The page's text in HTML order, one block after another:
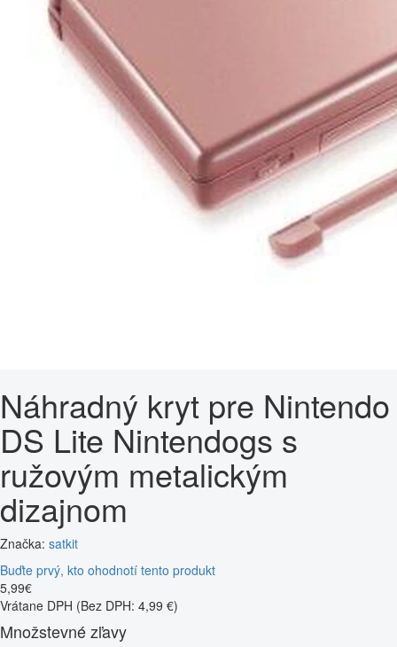
Náhradný kryt pre Nintendo
DS Lite Nintendogs s
ružovým metalickým
dizajnom
Značka: satkit
Buďte prvý, kto ohodnotí tento produkt
5,99€
Vrátane DPH (Bez DPH: 4,99 €)
Množstevné zľavy